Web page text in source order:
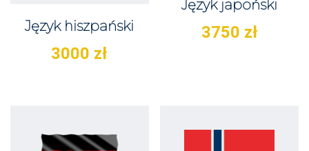
Język hiszpański
3000 zł
Język japoński
3750 zł